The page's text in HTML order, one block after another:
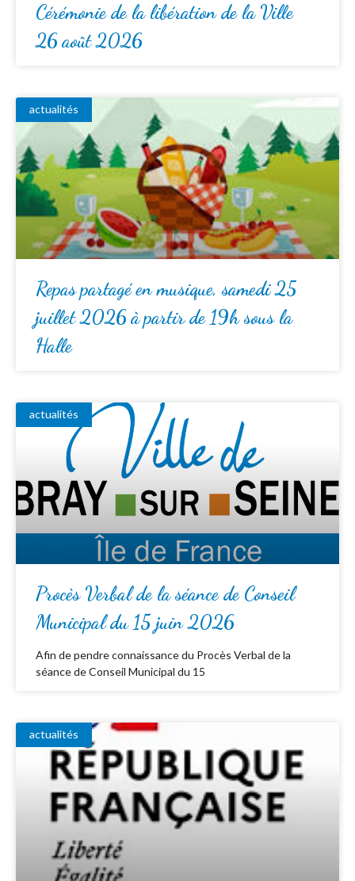
Cérémonie de la libération de la Ville
26 août 2026
actualités
Repas partagé en musique, samedi 25
juillet 2026 à partir de 19h sous la
Halle
actualités
Procès Verbal de la séance de Conseil
Municipal du 15 juin 2026
Afin de pendre connaissance du Procès Verbal de la
séance de Conseil Municipal du 15
actualités